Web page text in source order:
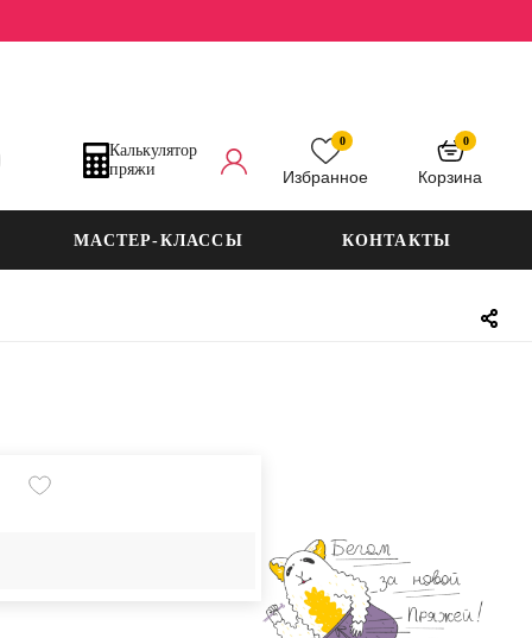
Калькулятор
пряжи
Избранное
0
Корзина
0
МАСТЕР-КЛАССЫ КОНТАКТЫ